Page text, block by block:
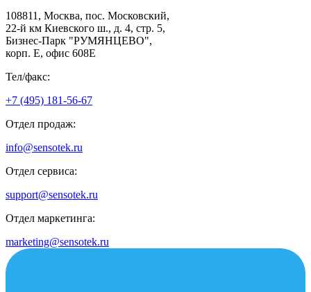
108811, Москва, пос. Московский,
22-й км Киевского ш., д. 4, стр. 5,
Бизнес-Парк "РУМЯНЦЕВО",
корп. Е, офис 608E
Тел/факс:
+7 (495) 181-56-67
Отдел продаж:
info@sensotek.ru
Отдел сервиса:
support@sensotek.ru
Отдел маркетинга:
marketing@sensotek.ru